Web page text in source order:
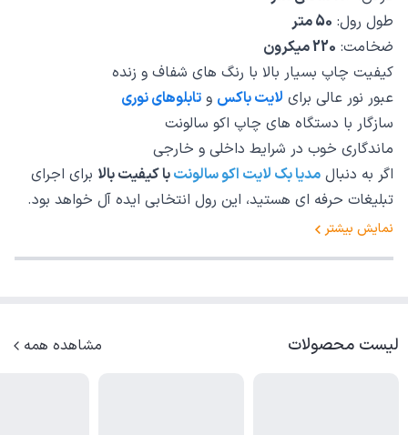
طول رول: 50 متر
ضخامت: 220 میکرون
کیفیت چاپ بسیار بالا با رنگ های شفاف و زنده
عبور نور عالی برای لایت باکس و تابلوهای نوری
سازگار با دستگاه های چاپ اکو سالونت
ماندگاری خوب در شرایط داخلی و خارجی
اگر به دنبال مدیا بک لایت اکو سالونتبا کیفیت بالا برای اجرای
تبلیغات حرفه ای هستید، این رول انتخابی ایده آل خواهد بود.
نمایش بیشتر
لیست محصولات مشاهده همه